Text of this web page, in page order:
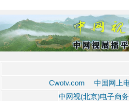
Cwotv.com 中国网上
中网视(北京)电子商